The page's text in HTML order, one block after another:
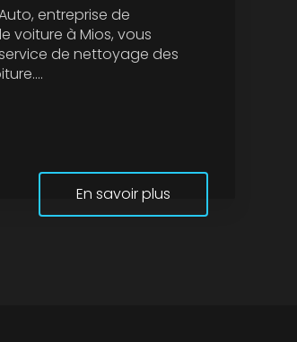
entreprise de
voiture à Mios, vous
de nettoyage des
En savoir plus